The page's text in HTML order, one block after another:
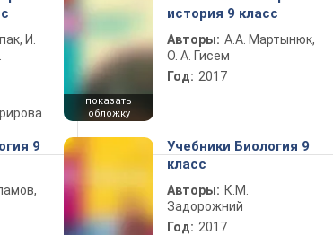
И.
показать
обложку
история 9 класс
Авторы: А.А. Мартынюк,
О. А. Гисем
Год: 2017
9
Учебники Биология 9
класс
Авторы: К.М.
Задорожний
Год: 2017